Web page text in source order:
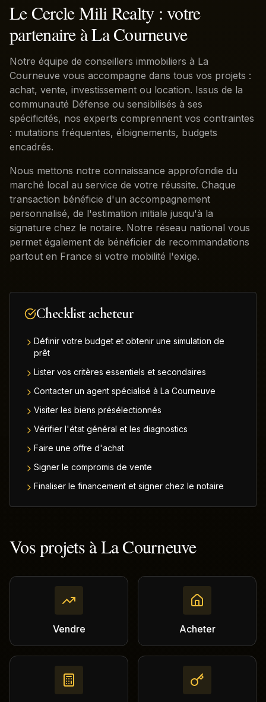
Le Cercle Mili Realty : votre
partenaire à La Courneuve
Notre équipe de conseillers immobiliers à La
Courneuve vous accompagne dans tous vos projets :
achat, vente, investissement ou location. Issus de la
communauté Défense ou sensibilisés à ses
spécificités, nos experts comprennent vos contraintes
: mutations fréquentes, éloignements, budgets
encadrés.
Nous mettons notre connaissance approfondie du
marché local au service de votre réussite. Chaque
transaction bénéficie d'un accompagnement
personnalisé, de l'estimation initiale jusqu'à la
signature chez le notaire. Notre réseau national vous
permet également de bénéficier de recommandations
partout en France si votre mobilité l'exige.
Checklist acheteur
Définir votre budget et obtenir une simulation de
prêt
Lister vos critères essentiels et secondaires
Contacter un agent spécialisé à La Courneuve
Visiter les biens présélectionnés
Vérifier l'état général et les diagnostics
Faire une offre d'achat
Signer le compromis de vente
Finaliser le financement et signer chez le notaire
Vos projets àLa Courneuve
Vendre Acheter